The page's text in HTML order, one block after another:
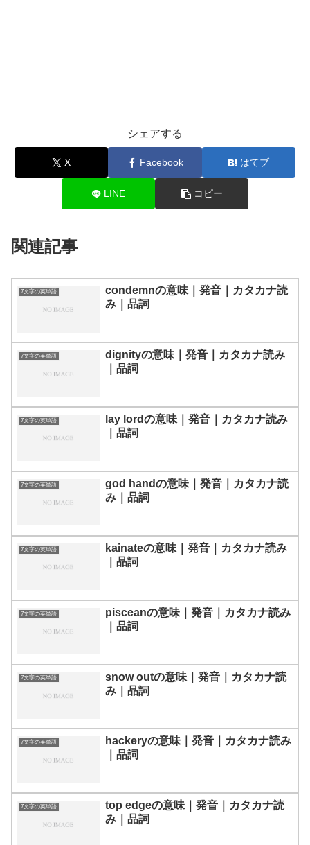
シェアする
X Facebook はてブ
LINE コピー
関連記事
7文字の英単語
condemnの意味｜発音｜カタカナ読
み｜品詞
7文字の英単語
dignityの意味｜発音｜カタカナ読み
｜品詞
7文字の英単語
lay lordの意味｜発音｜カタカナ読み
｜品詞
7文字の英単語
god handの意味｜発音｜カタカナ読
み｜品詞
7文字の英単語
kainateの意味｜発音｜カタカナ読み
｜品詞
7文字の英単語
pisceanの意味｜発音｜カタカナ読み
｜品詞
7文字の英単語
snow outの意味｜発音｜カタカナ読
み｜品詞
7文字の英単語
hackeryの意味｜発音｜カタカナ読み
｜品詞
7文字の英単語
top edgeの意味｜発音｜カタカナ読
み｜品詞